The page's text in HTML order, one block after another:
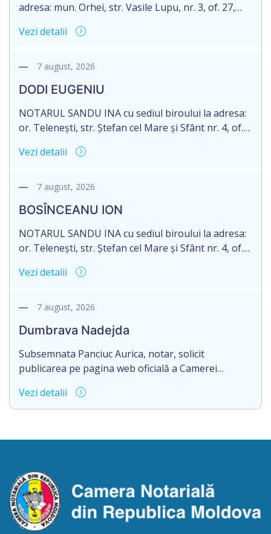
adresa: mun. Orhei, str. Vasile Lupu, nr. 3, of. 27,
în urma decesului cet. TULBURI GHEORGHE,
decedat/ă la 16 mai 2026. Eliberarea certificatului de
de 16.05.2027 termenul de opțiune pentru
acceptarea […]
Vezi detalii
7 august, 2026
DODI EUGENIU
NOTARUL SANDU INA cu sediul biroului la adresa:
or. Telenești, str. Ștefan cel Mare și Sfânt nr. 4, of.
succesorale în urma decesului cet. DODI EUGENIU,
2003035009604, decedat/ă la data de 12.01.2026
/doisprezece ianuarie anul două mii douăzeci și
șase/. Eliberarea certificatului de moștenitor este
[…]
Vezi detalii
7 august, 2026
BOSÎNCEANU ION
NOTARUL SANDU INA cu sediul biroului la adresa:
or. Telenești, str. Ștefan cel Mare și Sfânt nr. 4, of.
succesorale în urma decesului cet. BOSÎNCEANU
0991201351317, decedat/ă la data de 15.05.2021
Eliberarea certificatului de moștenitor este […]
Vezi detalii
7 august, 2026
Dumbrava Nadejda
Subsemnata Panciuc Aurica, notar, solicit
publicarea pe pagina web oficială a Camerei
deschiderea procedurii succesorale cu următorul
conținut: Informație privind deschiderea procedurii
biroului la adresa: R.Moldova, or.Sîngerei,
procedurii succesorale în urma decesului
cet.Dumbrava Nadejda, cetățeană moldoveană, a.n.
20 aprilie […]
Vezi detalii